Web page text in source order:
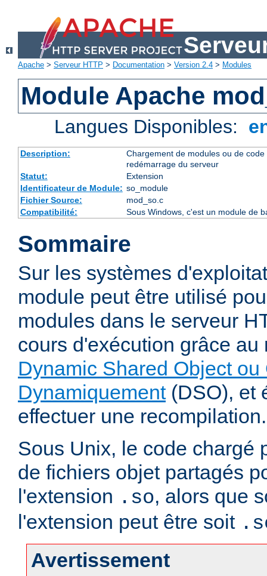
Apache > Serveur HTTP > Documentation > Version 2.4 > Modules
Module Apache
Langues Disponibles:
Description:
Chargement de modules ou de
redémarrage du serveur
Statut:
Extension
Identificateur de Module: so_module
Fichier Source:
mod_so.c
Compatibilité:
Sous Windows, c'est un module de
Sommaire
Sur les systèmes
module peut être utilisé
modules dans le serveur
cours d'exécution grâce au
Dynamic Shared Object
Dynamiquement(DSO), et
effectuer une recompilation.
Sous Unix, le code chargé
de fichiers objet partagés
l'extension .so, alors que
l'extension peut être soit
Avertissement